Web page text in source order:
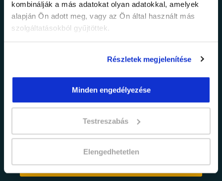
kombinálják a más adatokat olyan adatokkal, amelyek
alapján Ön adott meg, vagy az Ön által használt más
szolgáltatásokból gyűjtöttek.
Részletek megjelenítése
Minden engedélyezése
Testreszabás
Elengedhetetlen
Értesülj elsőként legújabb tanfolyamainkról,
legfrissebb híreinkről és időszakos
promócióinkról.
foglaltakat.